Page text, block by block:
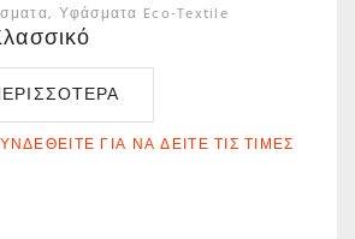
Υφάσματα Eco-Textile
ΓΙΑ ΝΑ ΔΕΊΤΕ ΤΙΣ ΤΙΜΈΣ